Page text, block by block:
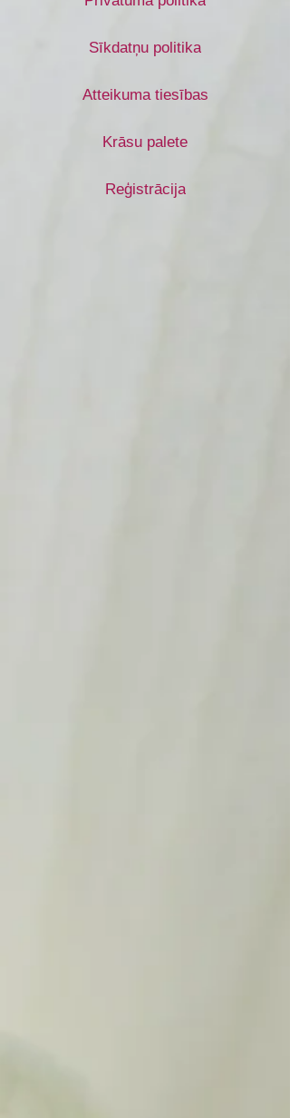
Sīkdatņu politika
Atteikuma tiesības
Krāsu palete
Reģistrācija